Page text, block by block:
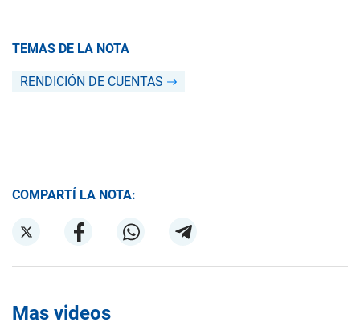
TEMAS DE LA NOTA
RENDICIÓN DE CUENTAS
COMPARTÍ LA NOTA:
Mas videos